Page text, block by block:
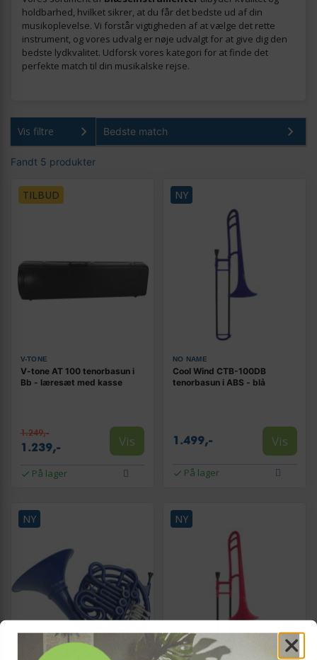
holdbarhed, hvilket sikrer, at du får det bedste ud af din
musikoplevelse. Vi forstår vigtigheden af at vælge det rette
instrument, og vores udvalg er nøje udvalgt for at give dig den
bedste lydkvalitet. Udforsk vores kategori for at finde det
perfekte match til din musikalske rejse.
Vis filtre
Fandt 5 produkter
TILBUD
V-TONE
V-tone AT 100 tenorbasun i
Bb - læresæt med kasse
1.249,-
1.239,- Vis
På lager
NY
NO NAME
Cool Wind CTB-100DB
tenorbasun i ABS - blå
1.499,- Vis
På lager
NY NY